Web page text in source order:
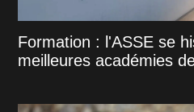
Formation : l'ASSE se
meilleures académies